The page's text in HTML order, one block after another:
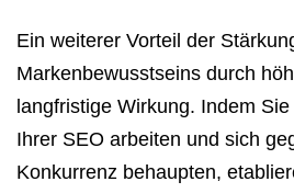
Ein weiterer Vorteil der
Markenbewusstseins durch
langfristige Wirkung. Indem
Ihrer SEO arbeiten und sich
Konkurrenz behaupten,